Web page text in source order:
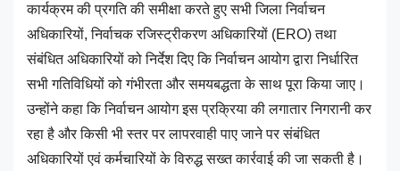
कार्यक्रम की प्रगति की समीक्षा करते हुए सभी जिला निर्वाचन
अधिकारियों, निर्वाचक रजिस्ट्रीकरण अधिकारियों (ERO) तथा
संबंधित अधिकारियों को निर्देश दिए कि निर्वाचन आयोग द्वारा निर्धारित
सभी गतिविधियों को गंभीरता और समयबद्धता के साथ पूरा किया जाए।
उन्होंने कहा कि निर्वाचन आयोग इस प्रक्रिया की लगातार निगरानी कर
रहा है और किसी भी स्तर पर लापरवाही पाए जाने पर संबंधित
अधिकारियों एवं कर्मचारियों के विरुद्ध सख्त कार्रवाई की जा सकती है।